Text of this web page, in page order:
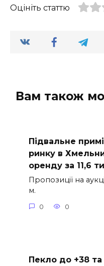
Оцініть статтю
Вам також
Підвальне
ринку в
оренду за 11,6
Пропозиції на
м.
0 0
Пекло до +38